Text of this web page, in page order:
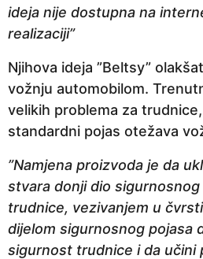
ideja nije dostupna na
realizaciji”
Njihova ideja ”Beltsy”
vožnju automobilom.
velikih problema za
standardni pojas otežava
”Namjena proizvoda je da
stvara donji dio
trudnice, vezivanjem u
dijelom sigurnosnog pojasa
sigurnost trudnice i da učini